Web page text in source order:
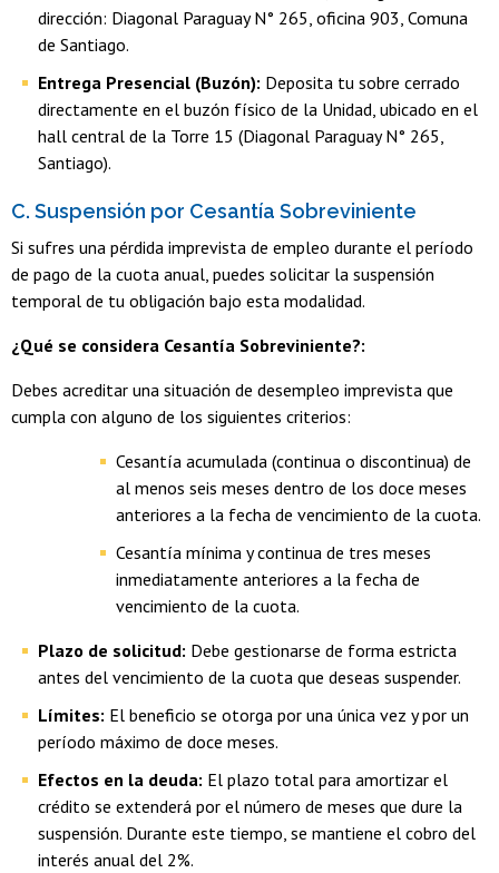
dirección: Diagonal Paraguay N° 265, oficina 903, Comuna
de Santiago.
Entrega Presencial (Buzón): Deposita tu sobre cerrado
directamente en el buzón físico de la Unidad, ubicado en el
hall central de la Torre 15 (Diagonal Paraguay N° 265,
Santiago).
C. Suspensión por Cesantía Sobreviniente
Si sufres una pérdida imprevista de empleo durante el período
de pago de la cuota anual, puedes solicitar la suspensión
temporal de tu obligación bajo esta modalidad.
¿Qué se considera Cesantía Sobreviniente?:
Debes acreditar una situación de desempleo imprevista que
cumpla con alguno de los siguientes criterios:
Cesantía acumulada (continua o discontinua) de
al menos seis meses dentro de los doce meses
anteriores a la fecha de vencimiento de la cuota.
Cesantía mínima y continua de tres meses
inmediatamente anteriores a la fecha de
vencimiento de la cuota.
Plazo de solicitud: Debe gestionarse de forma estricta
antes del vencimiento de la cuota que deseas suspender.
Límites: El beneficio se otorga por una única vez y por un
período máximo de doce meses.
Efectos en la deuda: El plazo total para amortizar el
crédito se extenderá por el número de meses que dure la
suspensión. Durante este tiempo, se mantiene el cobro del
interés anual del 2%.